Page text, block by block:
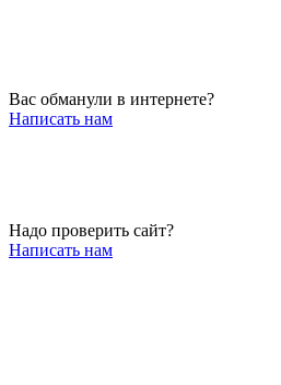
Вас обманули в интернете?
Написать нам
Надо проверить сайт?
Написать нам